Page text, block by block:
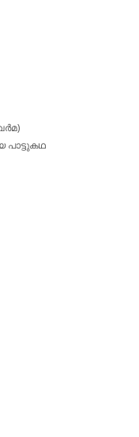
പാട്ടുകഥ